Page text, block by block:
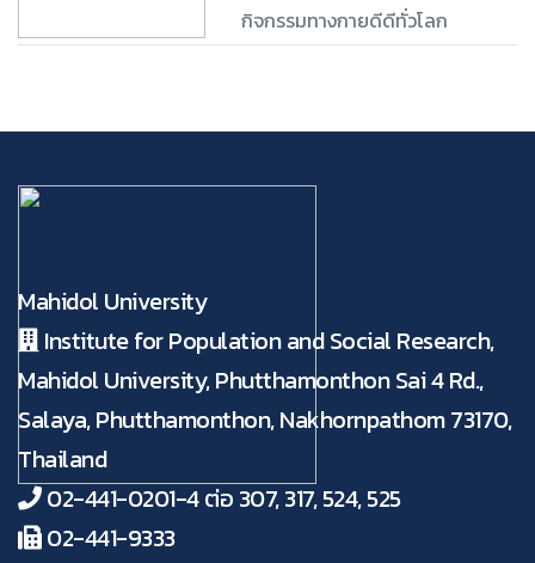
กิจกรรมทางกายดีดีทั่วโลก
Mahidol University
Institute for Population and Social Research,
Mahidol University, Phutthamonthon Sai 4 Rd.,
Salaya, Phutthamonthon, Nakhornpathom 73170,
Thailand
02-441-0201-4 ต่อ 307, 317, 524, 525
02-441-9333